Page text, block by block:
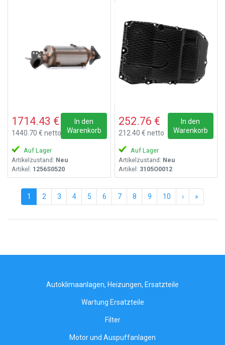
1714.43 €
1440.70 € netto
In den
Warenkorb
Auf Lager
Artikelzustand: Neu
Artikel: 1256S0520
252.76 €
212.40 € netto
In den
Warenkorb
Auf Lager
Artikelzustand: Neu
Artikel: 3105O0012
1 (current)
2 3 4 5 6 7 8 9 10 › »
Autoklimaanlagen, Heizungen, Ersatzteile
Wartung Ersatzteile
Filter
Motor und Auspuffanlagen